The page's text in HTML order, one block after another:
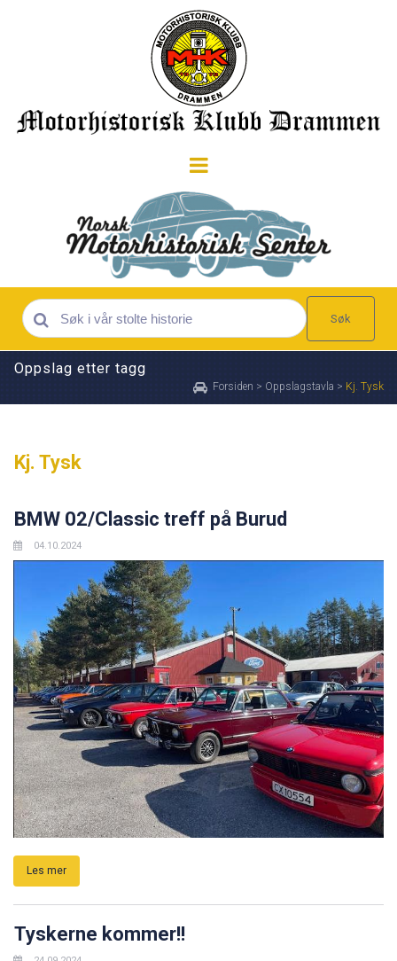
Søk
Oppslag etter tagg
Forsiden > Oppslagstavla > Kj. Tysk
Kj. Tysk
BMW 02/Classic treff på Burud
04.10.2024
Les mer
Tyskerne kommer!!